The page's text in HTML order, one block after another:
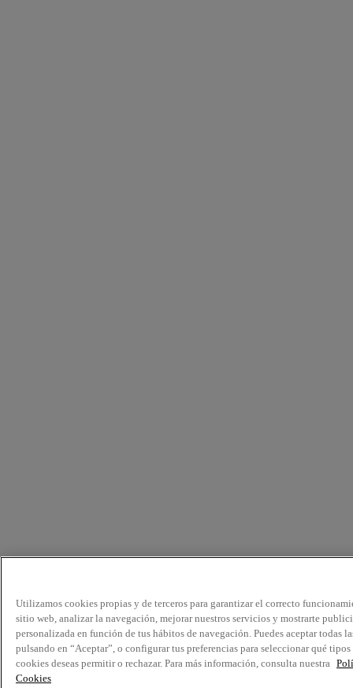
Utilizamos cookies propias y de terceros para garantizar el correcto
sitio web, analizar la navegación, mejorar nuestros servicios y mostrarte
personalizada en función de tus hábitos de navegación. Puedes aceptar todas
pulsando en “Aceptar”, o configurar tus preferencias para seleccionar qué tipos
cookies deseas permitir o rechazar. Para más información, consulta nuestra
Cookies